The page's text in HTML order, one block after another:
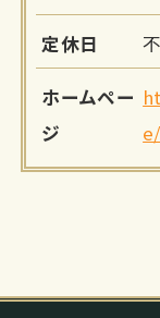
定休日
ホームペー
ジ